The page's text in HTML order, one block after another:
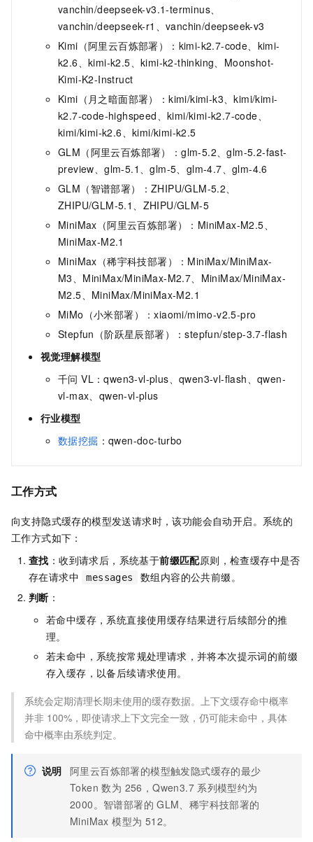
vanchin/deepseek-v3.1-terminus、
vanchin/deepseek-r1、vanchin/deepseek-v3
Kimi（阿里云百炼部署）：kimi-k2.7-code、kimi-
k2.6、kimi-k2.5、kimi-k2-thinking、Moonshot-
Kimi-K2-Instruct
Kimi（月之暗面部署）：kimi/kimi-k3、kimi/kimi-
k2.7-code-highspeed、kimi/kimi-k2.7-code、
kimi/kimi-k2.6、kimi/kimi-k2.5
GLM（阿里云百炼部署）：glm-5.2、glm-5.2-fast-
preview、glm-5.1、glm-5、glm-4.7、glm-4.6
GLM（智谱部署）：ZHIPU/GLM-5.2、
ZHIPU/GLM-5.1、ZHIPU/GLM-5
MiniMax（阿里云百炼部署）：MiniMax-M2.5、
MiniMax-M2.1
MiniMax（稀宇科技部署）：MiniMax/MiniMax-
M3、MiniMax/MiniMax-M2.7、MiniMax/MiniMax-
M2.5、MiniMax/MiniMax-M2.1
MiMo（小米部署）：xiaomi/mimo-v2.5-pro
Stepfun（阶跃星辰部署）：stepfun/step-3.7-flash
视觉理解模型
千问 VL：qwen3-vl-plus、qwen3-vl-flash、qwen-
vl-max、qwen-vl-plus
行业模型
数据挖掘 ：qwen-doc-turbo
工作方式
向支持隐式缓存的模型发送请求时，该功能会自动开启。系统的
工作方式如下：
查找 ：收到请求后，系统基于前缀匹配原则，检查缓存中是否
存在请求中
messages
数组内容的公共前缀。
判断 ：
若命中缓存，系统直接使用缓存结果进行后续部分的推
理。
若未命中，系统按常规处理请求，并将本次提示词的前缀
存入缓存，以备后续请求使用。
系统会定期清理长期未使用的缓存数据。上下文缓存命中概率
并非 100%，即使请求上下文完全一致，仍可能未命中，具体
命中概率由系统判定。
说明 阿里云百炼部署的模型触发隐式缓存的最少
Token 数为 256，Qwen3.7 系列模型约为
2000。智谱部署的 GLM、稀宇科技部署的
MiniMax 模型为 512。